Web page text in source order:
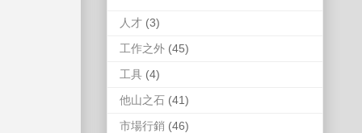
人才 (3)
工作之外 (45)
工具 (4)
他山之石 (41)
市場行銷 (46)